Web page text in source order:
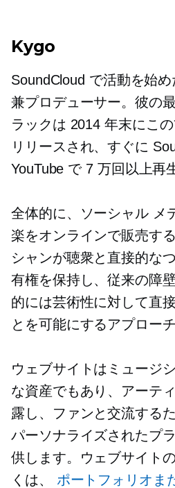
Kygo
SoundCloud で活動を始
兼プロデューサー。彼の
ラックは 2014 年末にこ
リリースされ、すぐに
YouTube で 7 万回以上再
全体的に、ソーシャル メ
楽をオンラインで販売す
シャンが聴衆と直接的な
有権を保持し、従来の障
的には芸術性に対して直
とを可能にするアプローチ
ウェブサイトはミュージ
な資産でもあり、アーテ
露し、ファンと交流する
パーソナライズされたプ
供します。ウェブサイト
くは、 ポートフォリオま